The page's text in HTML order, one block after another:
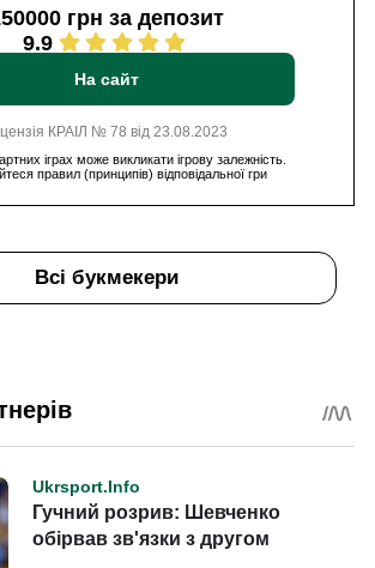
грн за депозит
9.9
На сайт
КРАІЛ № 78 від 23.08.2023
іграх може викликати ігрову залежність.
правил (принципів) відповідальної гри
Всі букмекери